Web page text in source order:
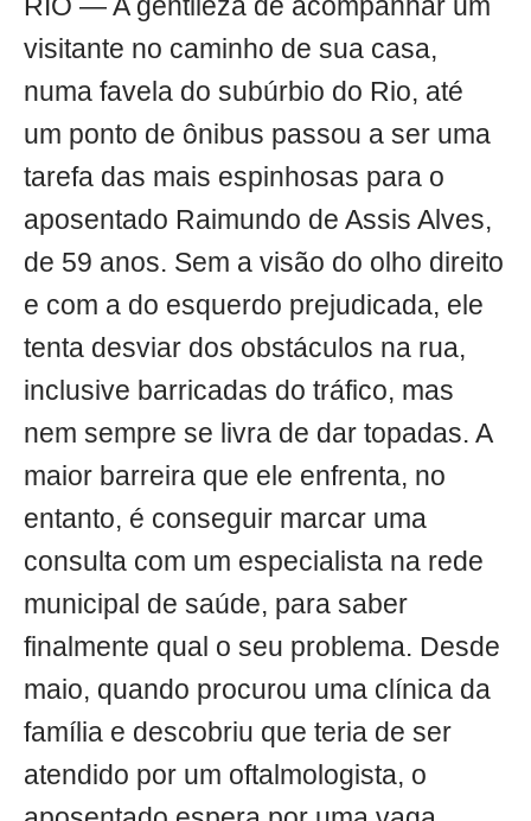
RIO — A gentileza de acompanhar um
visitante no caminho de sua casa,
numa favela do subúrbio do Rio, até
um ponto de ônibus passou a ser uma
tarefa das mais espinhosas para o
aposentado Raimundo de Assis Alves,
de 59 anos. Sem a visão do olho direito
e com a do esquerdo prejudicada, ele
tenta desviar dos obstáculos na rua,
inclusive barricadas do tráfico, mas
nem sempre se livra de dar topadas. A
maior barreira que ele enfrenta, no
entanto, é conseguir marcar uma
consulta com um especialista na rede
municipal de saúde, para saber
finalmente qual o seu problema. Desde
maio, quando procurou uma clínica da
família e descobriu que teria de ser
atendido por um oftalmologista, o